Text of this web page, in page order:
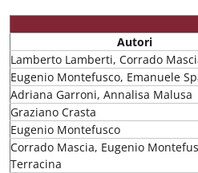
Autori
Lamberto Lamberti, Corrado
Eugenio Montefusco, Emanuele
Adriana Garroni, Annalisa Malusa
Graziano Crasta
Eugenio Montefusco
Corrado Mascia, Eugenio
Terracina